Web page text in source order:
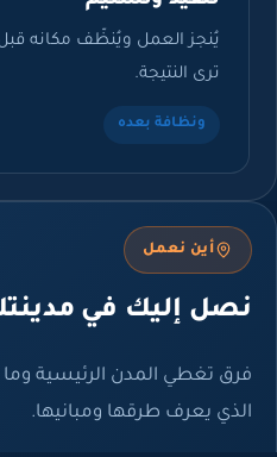
يُنجز العمل ويُنظّف مكانه قبل أن
ترى النتيجة.
ونظافة بعده
أين نعمل
إليك في مدينتك
تغطي المدن الرئيسية وما
يعرف طرقها ومبانيها.